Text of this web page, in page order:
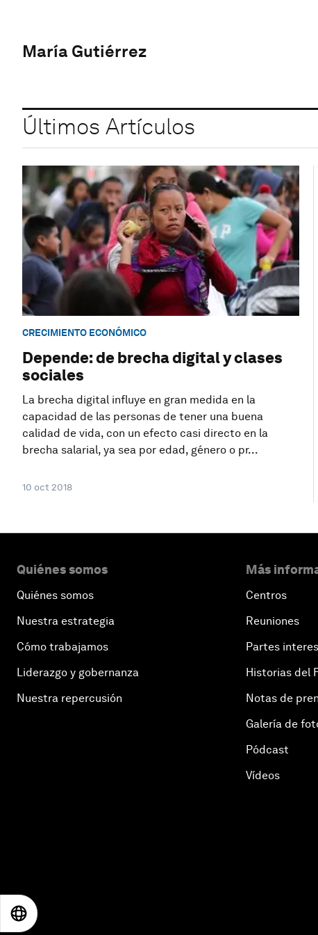
María Gutiérrez
Últimos Artículos
CRECIMIENTO ECONÓMICO
Depende: de brecha digital y clases
sociales
La brecha digital influye en gran medida en la
capacidad de las personas de tener una buena
calidad de vida, con un efecto casi directo en la
brecha salarial, ya sea por edad, género o pr...
10 oct 2018
Quiénes somos
Quiénes somos
Nuestra estrategia
Cómo trabajamos
Liderazgo y gobernanza
Nuestra repercusión
Más
Centros
Reuniones
Partes
Historias del
Notas de
Galería de
Pódcast
Vídeos